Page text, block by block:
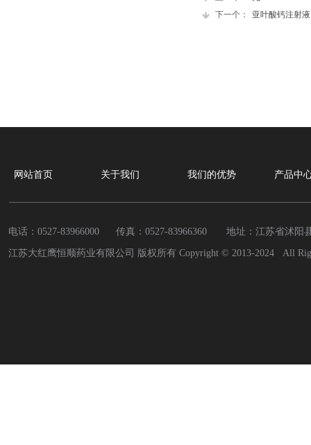
下一个：
亚叶酸钙注射液
电话：0527-83966000 传真： 0527-83966360 地址：江苏省沭阳
江苏大红鹰恒顺药业有限公司 版权所有 Copyright © 2013-2024 All
网站首页 关于我们 我们的优势 产品中